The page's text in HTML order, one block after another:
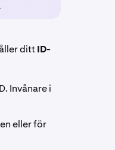
dittID-
Invånare i
eller för